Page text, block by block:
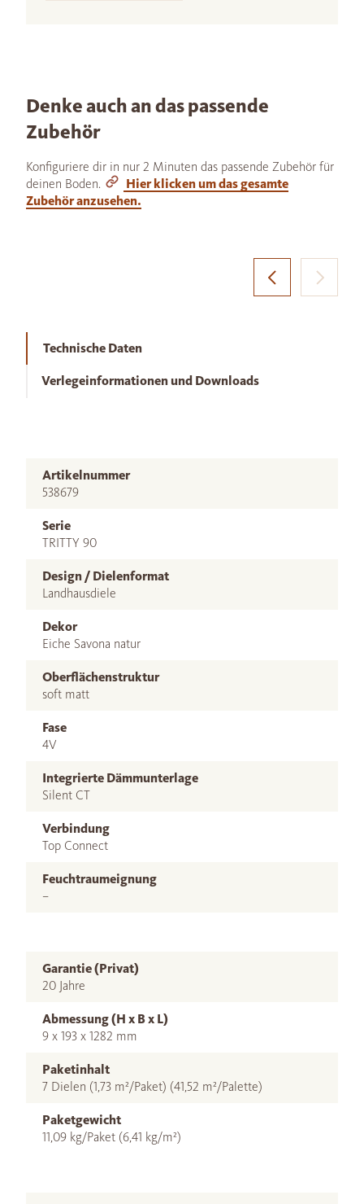
Denke auch an das passende
Zubehör
Konfiguriere dir in nur 2 Minuten das passende Zubehör für
deinen Boden.
Hier klicken um das gesamte
Zubehör anzusehen.
Technische Daten
Verlegeinformationen und Downloads
Artikelnummer
538679
Serie
TRITTY 90
Design / Dielenformat
Landhausdiele
Dekor
Eiche Savona natur
Oberflächenstruktur
soft matt
Fase
4V
Integrierte Dämmunterlage
Silent CT
Verbindung
Top Connect
Feuchtraumeignung
–
Garantie (Privat)
20 Jahre
Abmessung (H x B x L)
9 x 193 x 1282 mm
Paketinhalt
7 Dielen (1,73 m²/Paket) (41,52 m²/Palette)
Paketgewicht
11,09 kg/Paket (6,41 kg/m²)